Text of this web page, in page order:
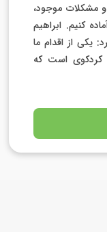
مشکلات موجود،
کنیم. ابراهیم
یکی از اقدام ما
کردکوی است که